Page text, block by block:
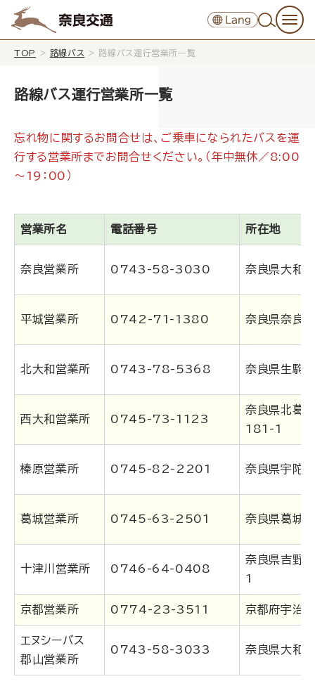
TOP > 路線バス > 路線バス運行営業所一覧
路線バス運行営業所一覧
忘れ物に関するお問合せは、ご乗車になられたバスを運
行する営業所までお問合せください。（年中無休／8:00
～19：00）
営業所名 電話番号 所在地
奈良営業所 0743-58-3030 奈良県大和
平城営業所 0742-71-1380 奈良県奈良
北大和営業所 0743-78-5368 奈良県生駒
西大和営業所 0745-73-1123
奈良県北葛
181-1
榛原営業所 0745-82-2201 奈良県宇陀
葛城営業所 0745-63-2501 奈良県葛城
十津川営業所 0746-64-0408
奈良県吉野
1
京都営業所 0774-23-3511 京都府宇治
エヌシーバス
郡山営業所
0743-58-3033 奈良県大和